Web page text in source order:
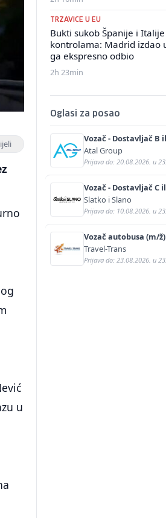
u
TRZAVICE U EU
Bukti sukob Španije i
kontrolama: Madrid izdao
ga ekspresno odbio
2h 23min
Oglasi za posao
Vozač - Dostavljač B
(m/ž)
Atal Group
Prijava do: 20.08.2026. u
Vozač - Dostavljač C
(m/ž)
Slatko i Slano
Prijava do: 10.08.2026. u
Vozač autobusa (m/ž)
Travel-Trans
Prijava do: 23.08.2026. u